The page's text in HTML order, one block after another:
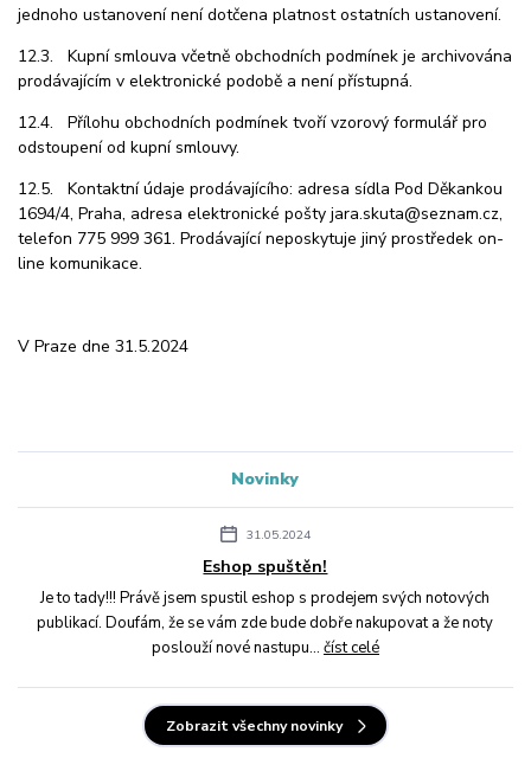
Novinky
31.05.2024
Eshop spuštěn!
Je to tady!!! Právě jsem spustil eshop s prodejem svých notových
publikací. Doufám, že se vám zde bude dobře nakupovat a že noty
poslouží nové nastupu... číst celé
Zobrazit všechny novinky
jednoho ustanovení není dotčena platnost ostatních ustanovení.
12.3. Kupní smlouva včetně obchodních podmínek je archivována
prodávajícím v elektronické podobě a není přístupná.
12.4. Přílohu obchodních podmínek tvoří vzorový formulář pro
odstoupení od kupní smlouvy.
12.5. Kontaktní údaje prodávajícího: adresa sídla Pod Děkankou
1694/4, Praha, adresa elektronické pošty jara.skuta@seznam.cz,
telefon 775 999 361. Prodávající neposkytuje jiný prostředek on-
line komunikace.
V Praze dne 31.5.2024